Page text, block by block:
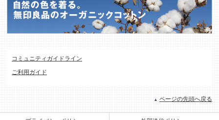
コミュニティガイドライン
ご利用ガイド
ページの先頭へ戻る